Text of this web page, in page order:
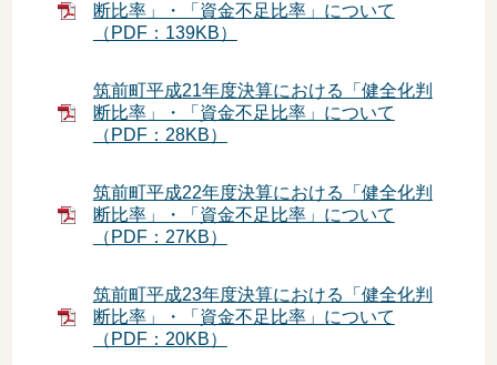
断比率」・「資金不足比率」について
（PDF：139KB）
筑前町平成21年度決算における「健全化判
断比率」・「資金不足比率」について
（PDF：28KB）
筑前町平成22年度決算における「健全化判
断比率」・「資金不足比率」について
（PDF：27KB）
筑前町平成23年度決算における「健全化判
断比率」・「資金不足比率」について
（PDF：20KB）